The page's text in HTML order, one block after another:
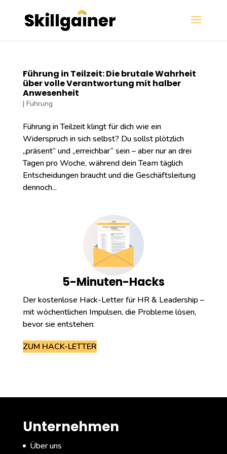
Führung in Teilzeit: Die brutale Wahrheit
über volle Verantwortung mit halber
Anwesenheit
| Führung
Führung in Teilzeit klingt für dich wie ein
Widerspruch in sich selbst? Du sollst plötzlich
„präsent“ und „erreichbar“ sein – aber nur an drei
Tagen pro Woche, während dein Team täglich
Entscheidungen braucht und die Geschäftsleitung
dennoch...
5-Minuten-Hacks
Der kostenlose Hack-Letter für HR & Leadership –
mit wöchentlichen Impulsen, die Probleme lösen,
bevor sie entstehen:
ZUM HACK-LETTER
Unternehmen
Über uns